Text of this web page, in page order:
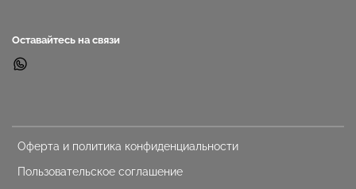
Оферта и политика конфиденциальности
Пользовательское соглашение
Оставайтесь на связи